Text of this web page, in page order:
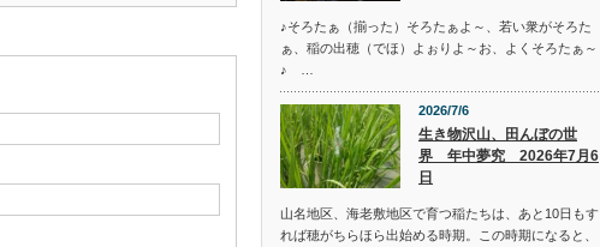
♪そろたぁ（揃った）そろたぁよ～、若い衆がそろた
ぁ、稲の出穂（でほ）よぉりよ～お、よくそろたぁ～
♪ …
2026/7/6
生き物沢山、田んぼの世
界 年中夢究 2026年7月6
日
山名地区、海老敷地区で育つ稲たちは、あと10日もす
れば穂がちらほら出始める時期。この時期になると、